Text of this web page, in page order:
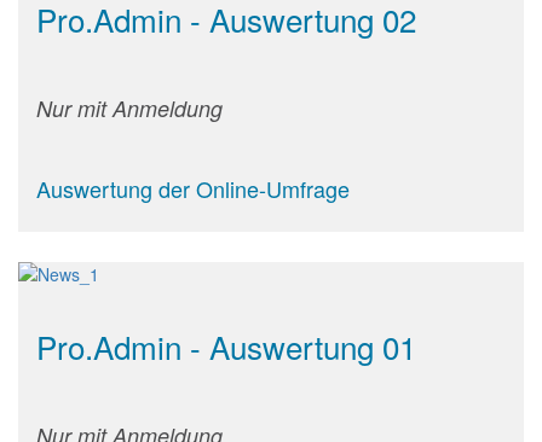
Pro.Admin - Auswertung 02
Nur mit Anmeldung
Auswertung der Online-Umfrage
Pro.Admin - Auswertung 01
Nur mit Anmeldung